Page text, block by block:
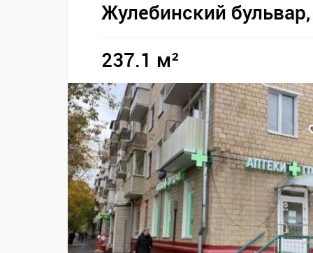
Жулебинский
237.1 м²